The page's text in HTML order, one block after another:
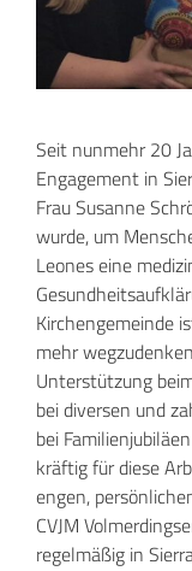
Seit nunmehr 20
Engagement in
Frau Susanne
wurde, um
Leones eine
Kirchengemeinde
mehr
Unterstützung
bei diversen und
bei
kräftig für diese
engen,
CVJM
regelmäßig in